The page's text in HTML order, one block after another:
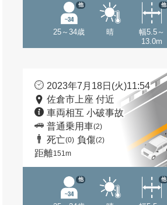
25～34歳
他
晴
幅5.5～
13.0m
他
2023年7月18日(火)11:54
佐倉市上座 付近
車両相互 小破事故
普通乗用車(2)
死亡(0) 負傷(2)
距離151m
他 他